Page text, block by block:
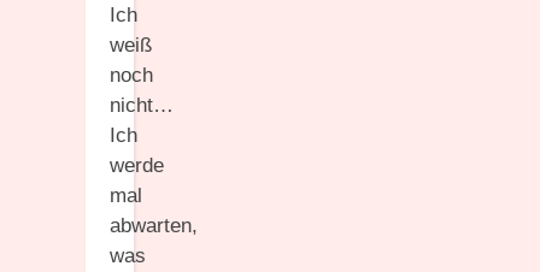
Ich
weiß
noch
nicht…
Ich
werde
mal
abwarten,
was